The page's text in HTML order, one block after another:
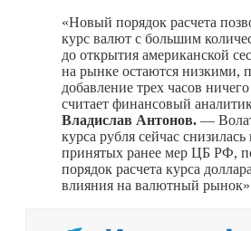
«Новый порядок расчета
курс валют с большим
до открытия американской
на рынке остаются низкими,
добавление трех часов
считает финансовый
Владислав Антонов. —
курса рубля сейчас
принятых ранее мер ЦБ РФ,
порядок расчета курса
влияния на валютный